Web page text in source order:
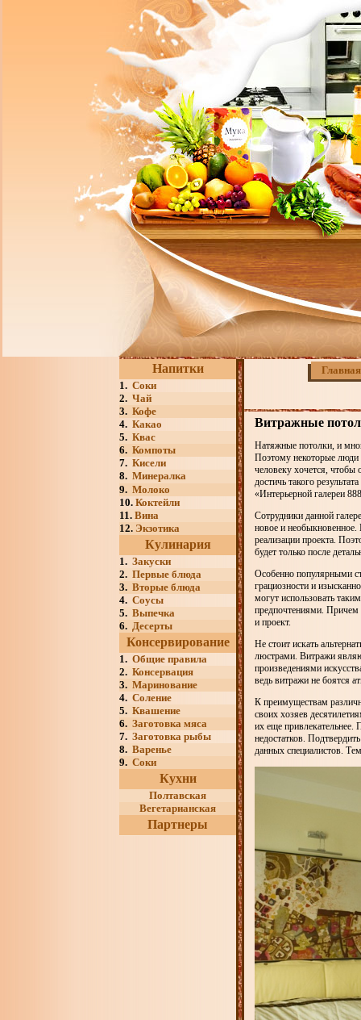
Напитки
1. Соки
2. Чай
3. Кофе
4. Какао
5. Квас
6. Компоты
7. Кисели
8. Минералка
9. Молоко
10. Коктейли
11. Вина
12. Экзотика
Кулинария
1. Закуски
2. Первые блюда
3. Вторые блюда
4. Соусы
5. Выпечка
6. Десерты
Консервирование
1. Общие правила
2. Консервация
3. Маринование
4. Соление
5. Квашение
6. Заготовка мяса
7. Заготовка рыбы
8. Варенье
9. Соки
Кухни
Полтавская
Вегетарианская
Партнеры
Главная
Витражные
Натяжные потолки, и
Поэтому некоторые люди
человеку хочется, чтобы
достичь такого
«Интерьерной галереи
Сотрудники данной
новое и необыкновенное.
реализации проекта.
будет только после
Особенно популярными
грациозности и
могут использовать
предпочтениями. Причем
и проект.
Не стоит искать
люстрами. Витражи
произведениями
ведь витражи не боятся
К преимуществам
своих хозяев
их еще
недостатков.
данных специалистов.